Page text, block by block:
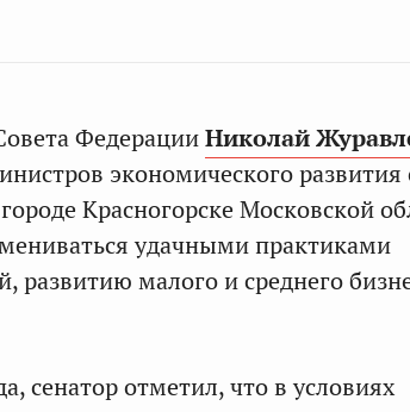
ФедерацииНиколай
экономического развития
Красногорске Московской
удачными практиками
развитию малого и среднего
сенатор отметил, что в условиях